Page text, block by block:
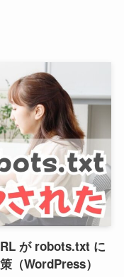
が robots.txt に
（WordPress）